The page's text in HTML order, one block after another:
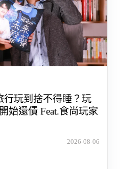
行玩到捨不得睡？玩
始還債 Feat.食尚玩家
2026-08-06